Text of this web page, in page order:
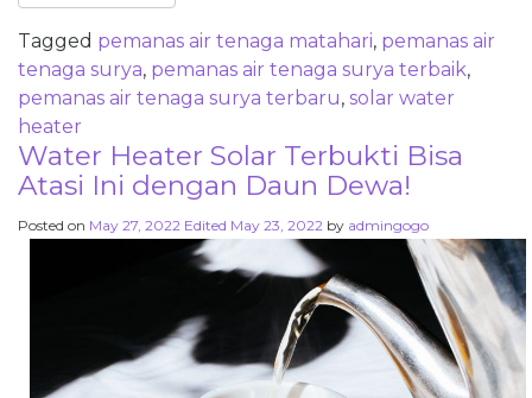
Tagged pemanas air tenaga matahari, pemanas air
tenaga surya, pemanas air tenaga surya terbaik,
pemanas air tenaga surya terbaru, solar water
heater
Water Heater Solar Terbukti Bisa
Atasi Ini dengan Daun Dewa!
Posted on May 27, 2022 Edited May 23, 2022 by admingogo